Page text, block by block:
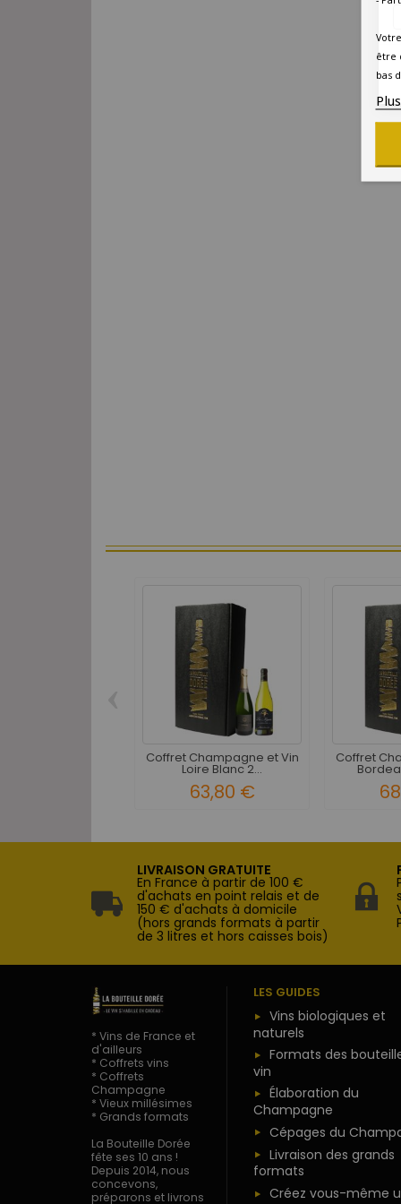
Coffret Champagne et Vin
Loire Blanc 2...
63,80 €
Coffret
LIVRAISON GRATUITE
En France à partir de 100 €
d'achats en point relais et de
150 € d'achats à domicile
(hors grands formats à partir
de 3 litres et hors caisses bois)
* Vins de France et
d'ailleurs
* Coffrets vins
* Coffrets
Champagne
* Vieux millésimes
* Grands formats
La Bouteille Dorée
fête ses 10 ans !
Depuis 2014, nous
concevons,
préparons et livrons
LES GUIDES
Vins biologiques et
naturels
Formats des
vin
Élaboration du
Champagne
Cépages du
Livraison des grands
formats
Créez vous-même
être
bas